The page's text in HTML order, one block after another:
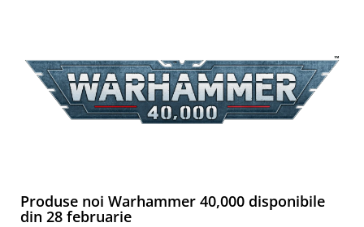
Puzzle 1000 piese fluorescent
Puzzle din lemn
Puzzle 3 in 1
Produse noi Warhammer 40,000 disponibile
din 28 februarie